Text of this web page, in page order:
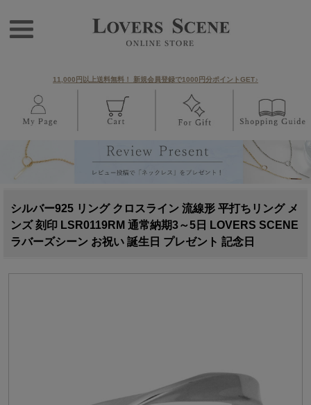
11,000円以上送料無料！ 新規会員登録で1000円分ポイントGET♪
シルバー925 リング クロスライン 流線形 平打ちリング メ
ンズ 刻印 LSR0119RM 通常納期3～5日 LOVERS SCENE
ラバーズシーン お祝い 誕生日 プレゼント 記念日